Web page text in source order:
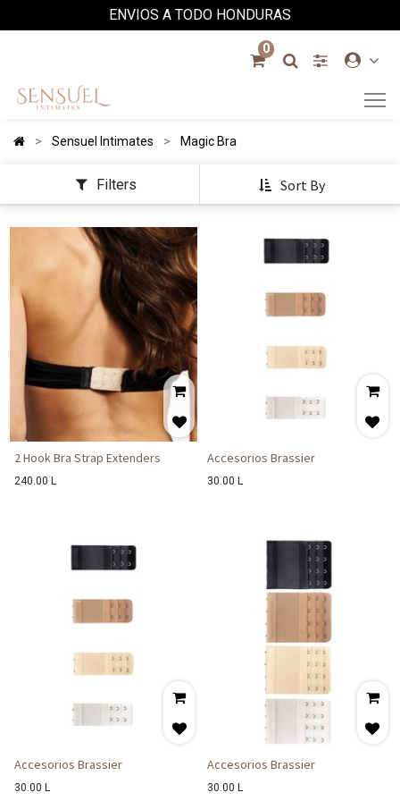
ENVIOS A TODO HONDURAS
0
Sensuel Intimates Magic Bra
Filters Sort By
2 Hook Bra Strap Extenders
240.00 L
Accesorios Brassier
30.00 L
Accesorios Brassier
30.00 L
Accesorios Brassier
30.00 L